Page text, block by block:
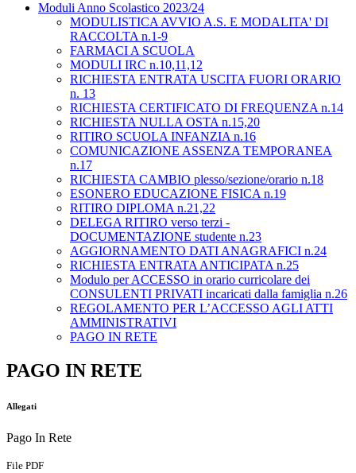
Moduli Anno Scolastico 2023/24
MODULISTICA AVVIO A.S. E MODALITA' DI
RACCOLTA n.1-9
FARMACI A SCUOLA
MODULI IRC n.10,11,12
RICHIESTA ENTRATA USCITA FUORI ORARIO
n. 13
RICHIESTA CERTIFICATO DI FREQUENZA n.14
RICHIESTA NULLA OSTA n.15,20
RITIRO SCUOLA INFANZIA n.16
COMUNICAZIONE ASSENZA TEMPORANEA
n.17
RICHIESTA CAMBIO plesso/sezione/orario n.18
ESONERO EDUCAZIONE FISICA n.19
RITIRO DIPLOMA n.21,22
DELEGA RITIRO verso terzi -
DOCUMENTAZIONE studente n.23
AGGIORNAMENTO DATI ANAGRAFICI n.24
RICHIESTA ENTRATA ANTICIPATA n.25
Modulo per ACCESSO in orario curricolare dei
CONSULENTI PRIVATI incaricati dalla famiglia n.26
REGOLAMENTO PER L’ACCESSO AGLI ATTI
AMMINISTRATIVI
PAGO IN RETE
PAGO IN RETE
Allegati
Pago In Rete
File PDF